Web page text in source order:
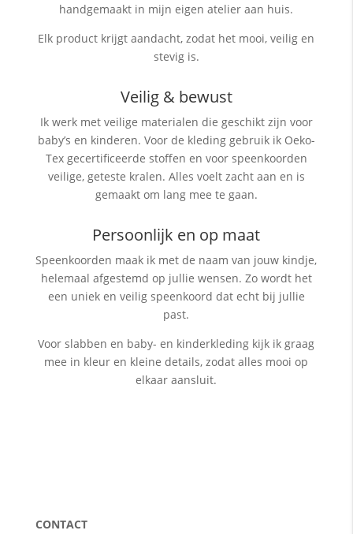
handgemaakt in mijn eigen atelier aan huis.
Elk product krijgt aandacht, zodat het mooi, veilig en
stevig is.
Veilig & bewust
Ik werk met veilige materialen die geschikt zijn voor
baby’s en kinderen. Voor de kleding gebruik ik Oeko-
Tex gecertificeerde stoffen en voor speenkoorden
veilige, geteste kralen. Alles voelt zacht aan en is
gemaakt om lang mee te gaan.
Persoonlijk en op maat
Speenkoorden maak ik met de naam van jouw kindje,
helemaal afgestemd op jullie wensen. Zo wordt het
een uniek en veilig speenkoord dat echt bij jullie
past.
Voor slabben en baby- en kinderkleding kijk ik graag
mee in kleur en kleine details, zodat alles mooi op
elkaar aansluit.
CONTACT